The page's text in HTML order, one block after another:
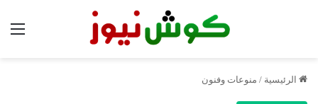
الرئيسية / منوعات وفنون